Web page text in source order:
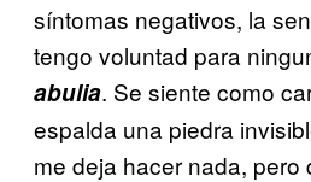
síntomas negativos, la
tengo voluntad para
abulia. Se siente como
espalda una piedra
me deja hacer nada, pero